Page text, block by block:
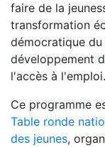
faire de la
transformation
démocratique
développement
l'accès à l'emploi.
Ce programme
Table ronde
des jeunes,